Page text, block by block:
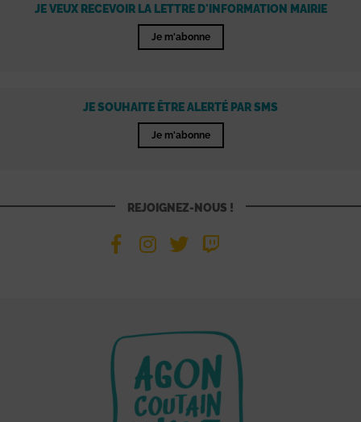
JE VEUX RECEVOIR LA LETTRE D'INFORMATION MAIRIE
Je m'abonne
JE SOUHAITE ÊTRE ALERTÉ PAR SMS
Je m'abonne
REJOIGNEZ-NOUS !